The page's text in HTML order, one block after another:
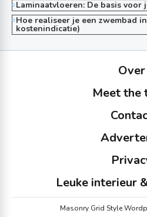
Laminaatvloeren: De basis
Hoe realiseer je een zwembad
kostenindicatie)
Over
Meet the
Leuke interieur
Masonry Grid Style